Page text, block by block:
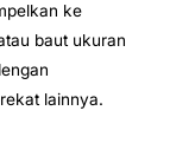
ke
baut ukuran
lainnya.